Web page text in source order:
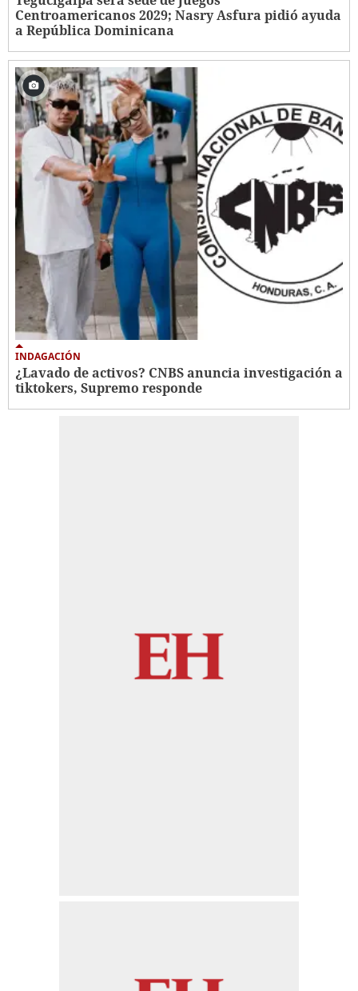
Centroamericanos 2029; Nasry Asfura pidió ayuda
a República Dominicana
INDAGACIÓN
¿Lavado de activos? CNBS anuncia investigación a
tiktokers, Supremo responde